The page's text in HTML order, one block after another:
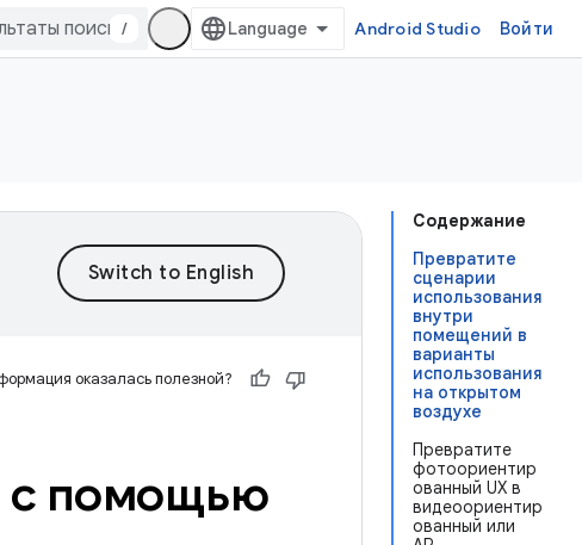
/ Android Studio Войти
Содержание
Превратите
сценарии
использования
внутри
помещений в
варианты
использования
на открытом
воздухе
Превратите
фотоориентир
ованный UX в
видеоориентир
ованный или
оказалась полезной?
с помощью